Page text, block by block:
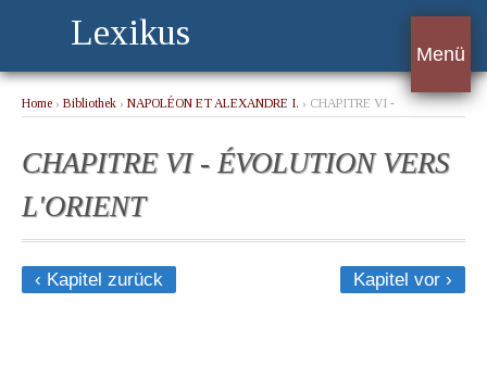
Lexikus
Menü
Home › Bibliothek › NAPOLÉON ET ALEXANDRE I. › CHAPITRE VI -
CHAPITRE VI - ÉVOLUTION VERS
L'ORIENT
‹ Kapitel zurück Kapitel vor ›